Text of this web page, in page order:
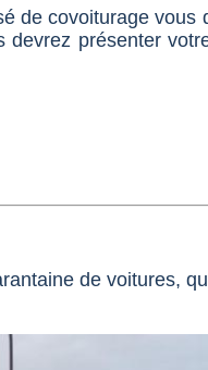
de covoiturage vous
devrez présenter
de voitures,